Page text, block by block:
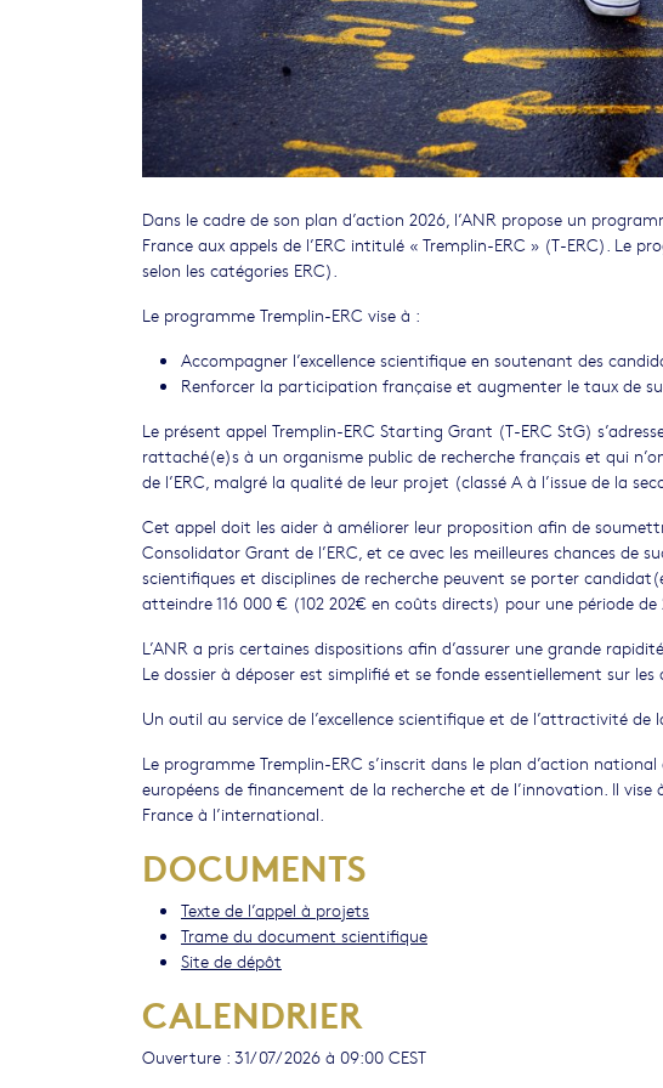
Dans le cadre de son plan d’action 2026, l’ANR propose un
France aux appels de l’ERC intitulé « Tremplin-ERC » (T-ERC). Le
selon les catégories ERC).
Le programme Tremplin-ERC vise à :
Accompagner l’excellence scientifique en soutenant des
Renforcer la participation française et augmenter le taux de
Le présent appel Tremplin-ERC Starting Grant (T-ERC StG)
rattaché(e)s à un organisme public de recherche français et qui
de l’ERC, malgré la qualité de leur projet (classé A à l’issue de la
Cet appel doit les aider à améliorer leur proposition afin de
Consolidator Grant de l’ERC, et ce avec les meilleures chances de
scientifiques et disciplines de recherche peuvent se porter
atteindre 116 000 € (102 202€ en coûts directs) pour une période de
L’ANR a pris certaines dispositions afin d’assurer une grande
Le dossier à déposer est simplifié et se fonde essentiellement sur
Un outil au service de l’excellence scientifique et de l’attractivité de
Le programme Tremplin-ERC s’inscrit dans le plan d’action
européens de financement de la recherche et de l’innovation. Il
France à l’international.
DOCUMENTS
Texte de l’appel à projets
Trame du document scientifique
Site de dépôt
CALENDRIER
Ouverture : 31/07/2026 à 09:00 CEST